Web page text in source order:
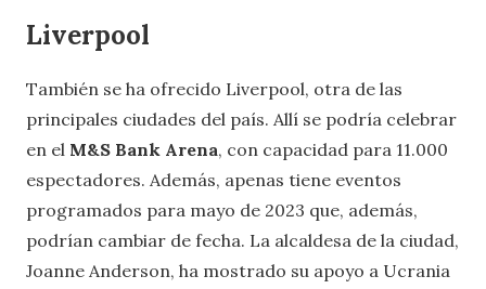
Liverpool
También se ha ofrecido Liverpool, otra de las
principales ciudades del país. Allí se podría celebrar
en el M&S Bank Arena, con capacidad para 11.000
espectadores. Además, apenas tiene eventos
programados para mayo de 2023 que, además,
podrían cambiar de fecha. La alcaldesa de la ciudad,
Joanne Anderson, ha mostrado su apoyo a Ucrania